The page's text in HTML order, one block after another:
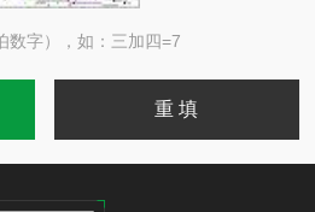
数字），如：三加四=7